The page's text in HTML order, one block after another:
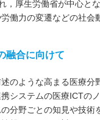
，厚生労働省が中心と
働力の変遷などの社
融合に向けて
のような高まる医療
携システムの医療ICT
分野ごとの知見や技